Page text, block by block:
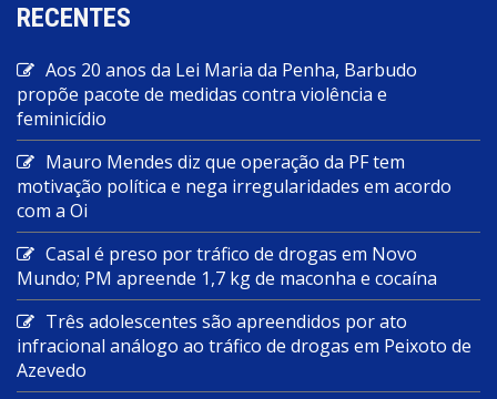
RECENTES
Aos 20 anos da Lei Maria da Penha, Barbudo
propõe pacote de medidas contra violência e
feminicídio
Mauro Mendes diz que operação da PF tem
motivação política e nega irregularidades em acordo
com a Oi
Casal é preso por tráfico de drogas em Novo
Mundo; PM apreende 1,7 kg de maconha e cocaína
Três adolescentes são apreendidos por ato
infracional análogo ao tráfico de drogas em Peixoto de
Azevedo